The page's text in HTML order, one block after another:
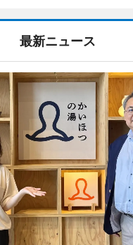
最新ニュース